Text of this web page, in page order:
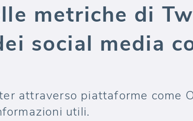
metriche di
social media
attraverso piattaforme come
utili.